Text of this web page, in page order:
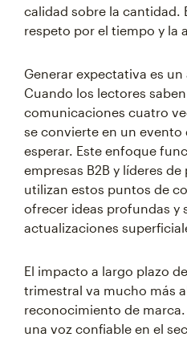
calidad sobre la cantidad.
respeto por el tiempo y la
Generar expectativa es
Cuando los lectores
comunicaciones cuatro
se convierte en un evento
esperar. Este enfoque
empresas B2B y líderes
utilizan estos puntos de
ofrecer ideas profundas y
actualizaciones
El impacto a largo plazo
trimestral va mucho más
reconocimiento de
una voz confiable en el